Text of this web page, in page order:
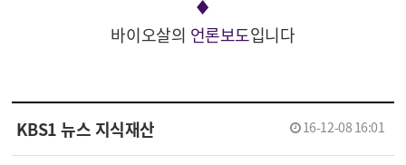
바이오살의 언론보도입니다
KBS1 뉴스 지식재산 16-12-08 16:01